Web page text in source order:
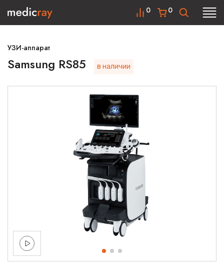
0
0
УЗИ-аппарат
Samsung RS85 в наличии